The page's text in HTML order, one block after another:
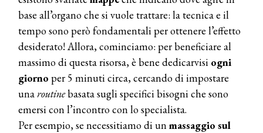
base all’organo che si vuole trattare: la tecnica e il
tempo sono però fondamentali per ottenere l’effetto
desiderato! Allora, cominciamo: per beneficiare al
massimo di questa risorsa, è bene dedicarvisi ogni
giorno per 5 minuti circa, cercando di impostare
unaroutinebasata sugli specifici bisogni che sono
emersi con l’incontro con lo specialista.
Per esempio, se necessitiamo di unmassaggio sul